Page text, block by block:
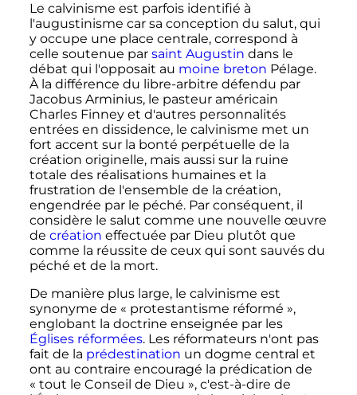
Le calvinisme est parfois identifié à
l'augustinisme car sa conception du salut, qui
y occupe une place centrale, correspond à
celle soutenue par saint Augustin dans le
débat qui l'opposait au moine breton Pélage.
À la différence du libre-arbitre défendu par
Jacobus Arminius, le pasteur américain
Charles Finney et d'autres personnalités
entrées en dissidence, le calvinisme met un
fort accent sur la bonté perpétuelle de la
création originelle, mais aussi sur la ruine
totale des réalisations humaines et la
frustration de l'ensemble de la création,
engendrée par le péché. Par conséquent, il
considère le salut comme une nouvelle œuvre
de création effectuée par Dieu plutôt que
comme la réussite de ceux qui sont sauvés du
péché et de la mort.
De manière plus large, le calvinisme est
synonyme de « protestantisme réformé »,
englobant la doctrine enseignée par les
Églises réformées. Les réformateurs n'ont pas
fait de la prédestination un dogme central et
ont au contraire encouragé la prédication de
« tout le Conseil de Dieu », c'est-à-dire de